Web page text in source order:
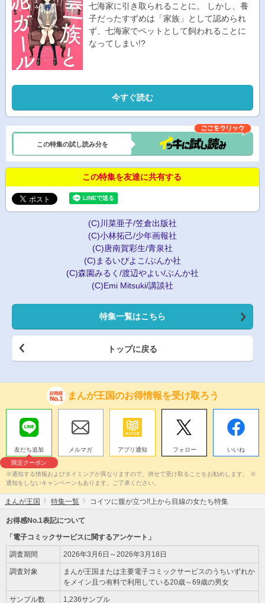
七海家に引き取られることに。 しかし、養
子だったすずめは「家族」として認められ
ず、七海家でペットとして飼われることに
なってしまい!?
今すぐ読む
この特集の試し読み分を
この特集を友達に共有する
(C)川菜亜子/笠倉出版社
(C)小林拓己/少年画報社
(C)唐南賀彩生/青泉社
(C)まるいぴよこ/ぶんか社
(C)森園みるく/渡辺やよい/ぶんか社
(C)Emi Mitsuki/講談社
特集一覧はこちら
トップに戻る
まんが王国のお得情報を受け取ろう
友だち追加
限定クーポン
メルマガ アプリ通知 フォロー いいね
※通知する情報およびタイミングが異なりますので、併せて受け取ることをお勧めします。 ※
通知をしないキャンペーンもあります。ご了承ください。
まんが王国 特集一覧 コイツに腹が立つ!!上から目線の女たち特集
お得感No.1表記について
「電子コミックサービスに関するアンケート」
調査期間 2026年3月6日～2026年3月18日
調査対象
まんが王国または主要電子コミックサービスのうちいずれか
をメイン且つ有料で利用している20歳～69歳の男女
サンプル数 1,236サンプル